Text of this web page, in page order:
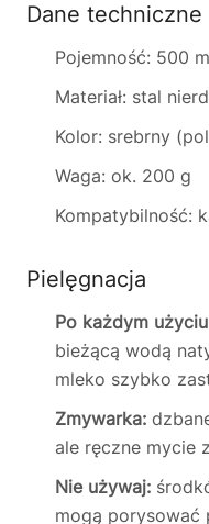
Dane techniczne
Pojemność: 500
Materiał: stal
Kolor: srebrny
Waga: ok. 200 g
Kompatybilność:
Pielęgnacja
Po każdym
bieżącą wodą
mleko szybko
Zmywarka:
ale ręczne mycie
Nie używaj:
mogą porysować